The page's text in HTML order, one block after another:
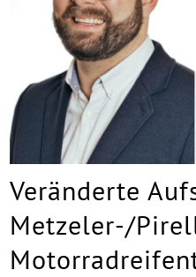
Veränderte
Metzeler-/